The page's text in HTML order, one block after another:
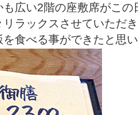
広い2階の座敷席がこの
リラックスさせていただ
食べる事ができたと思